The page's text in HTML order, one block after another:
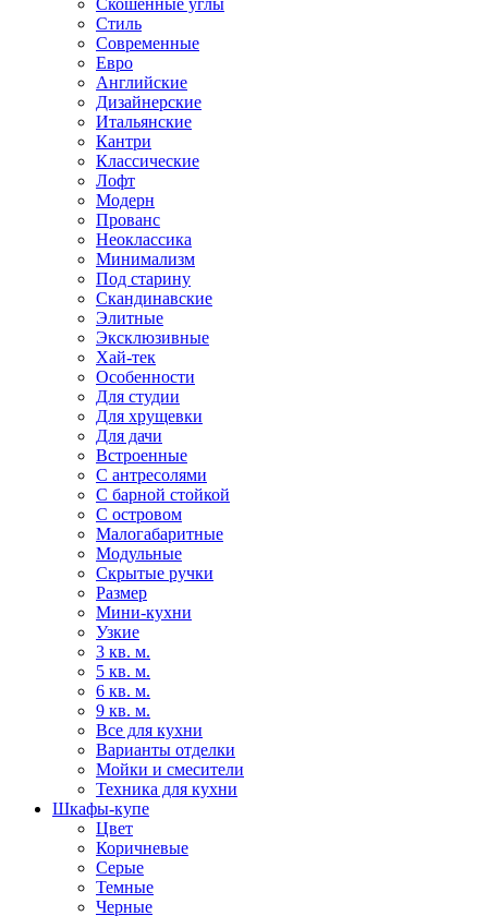
Скошенные углы
Стиль
Современные
Евро
Английские
Дизайнерские
Итальянские
Кантри
Классические
Лофт
Модерн
Прованс
Неоклассика
Минимализм
Под старину
Скандинавские
Элитные
Эксклюзивные
Хай-тек
Особенности
Для студии
Для хрущевки
Для дачи
Встроенные
С антресолями
С барной стойкой
С островом
Малогабаритные
Модульные
Скрытые ручки
Размер
Мини-кухни
Узкие
3 кв. м.
5 кв. м.
6 кв. м.
9 кв. м.
Все для кухни
Варианты отделки
Мойки и смесители
Техника для кухни
Шкафы-купе
Цвет
Коричневые
Серые
Темные
Черные